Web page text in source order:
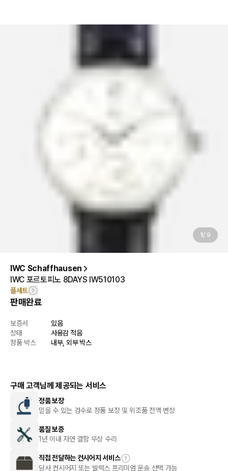
1/ 9
IWC Schaffhausen
IWC 포르토피노 8DAYS IW510103
풀세트
판매완료
보증서
있음
상태
사용감 적음
정품 박스
내부, 외부 박스
구매 고객님께 제공되는 서비스
정품 보장
믿을 수 있는 검수로 정품 보장 및 위조품 전액 변상
품질 보증
1년 이내 자연 결함 무상 수리
직접 전달하는 컨시어지 서비스
당사 컨시어지 또는 발렉스 프리미엄 운송 선택 가능